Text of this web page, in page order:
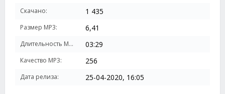
Скачано: 1 435
Размер MP3: 6,41
Длительность MP3: 03:29
Качество MP3: 256
Дата релиза: 25-04-2020, 16:05